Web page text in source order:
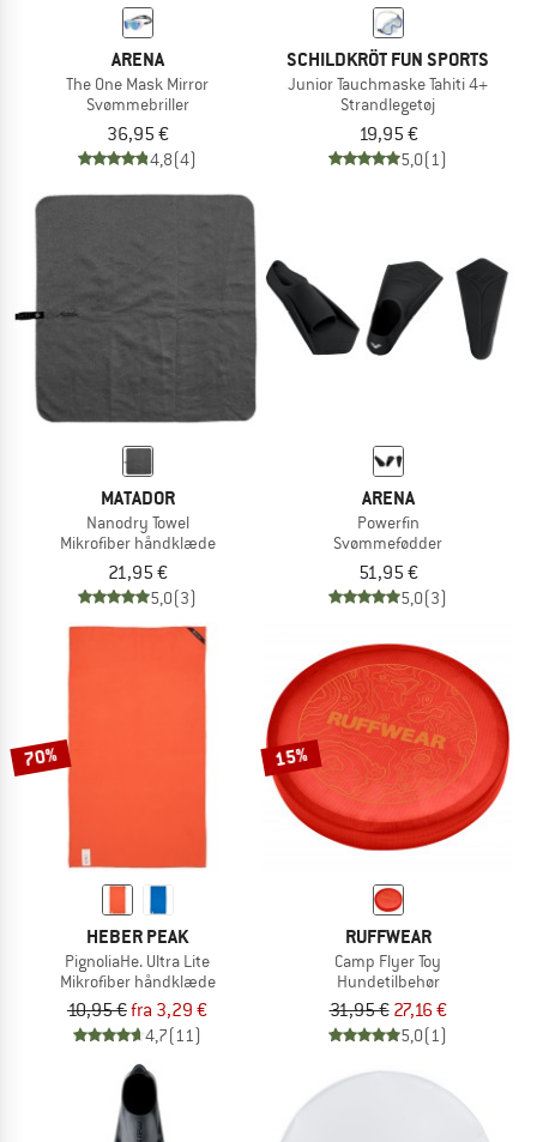
ARENA
The One Mask Mirror
Svømmebriller
36,95 €
4,8(4)
SCHILDKRÖT FUN SPORTS
Junior Tauchmaske Tahiti 4+
Strandlegetøj
19,95 €
5,0(1)
MATADOR
Nanodry Towel
Mikrofiber håndklæde
21,95 €
5,0(3)
ARENA
Powerfin
Svømmefødder
51,95 €
5,0(3)
70%
HEBER PEAK
PignoliaHe. Ultra Lite
Mikrofiber håndklæde
10,95 €fra 3,29 €
4,7(11)
15%
RUFFWEAR
Camp Flyer Toy
Hundetilbehør
31,95 € 27,16 €
5,0(1)